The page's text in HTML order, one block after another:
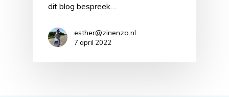
dit blog bespreek…
esther@zinenzo.nl
7 april 2022